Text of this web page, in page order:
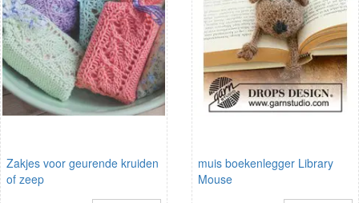
Zakjes voor geurende kruiden
of zeep
muis boekenlegger Library
Mouse